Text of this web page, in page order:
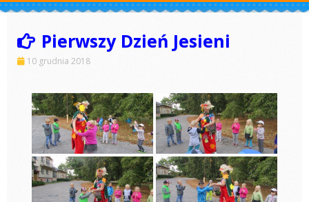
Pierwszy Dzień Jesieni
10 grudnia 2018